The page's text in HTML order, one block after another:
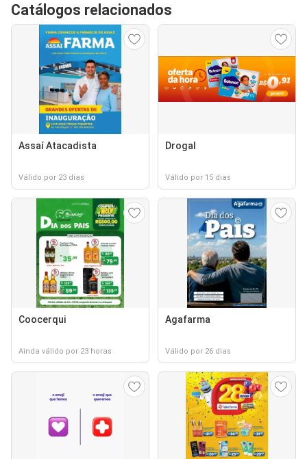
Catálogos relacionados
Assaí Atacadista
Válido por 23 dias
Drogal
Válido por 15 dias
Coocerqui
Ainda válido por 23 horas
Agafarma
Válido por 26 dias